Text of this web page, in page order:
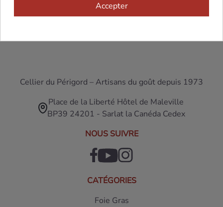
Cellier du Périgord – Artisans du goût depuis 1973
Place de la Liberté Hôtel de Maleville
BP39 24201 - Sarlat la Canéda Cedex
NOUS SUIVRE
CATÉGORIES
Foie Gras
Accepter